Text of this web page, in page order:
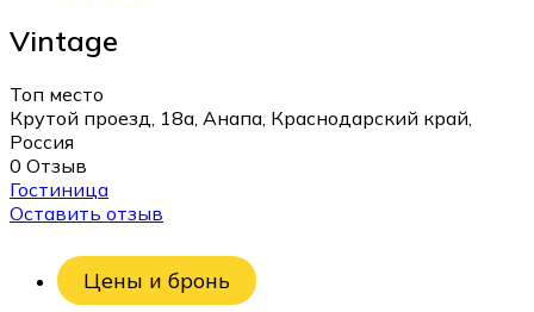
Vintage
Топ место
Крутой проезд, 18а, Анапа, Краснодарский край,
Россия
0 Отзыв
Гостиница
Оставить отзыв
Цены и бронь